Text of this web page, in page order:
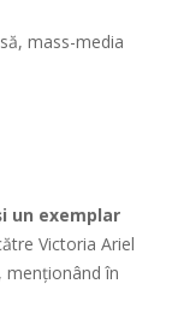
mass-media
un exemplar
Victoria Ariel
menționând în